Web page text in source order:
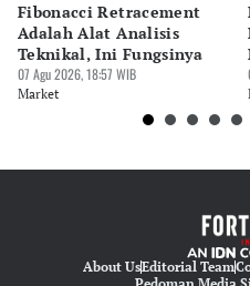
Fibonacci Retracement
Adalah Alat Analisis
Teknikal, Ini Fungsinya
07 Agu 2026, 18:57 WIB
Market
About UsEditorial Team